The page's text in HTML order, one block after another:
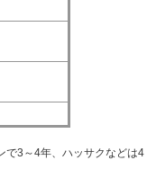
で3～4年、ハッサクなどは4